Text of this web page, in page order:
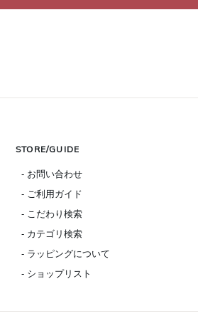
STORE/GUIDE
- お問い合わせ
- ご利用ガイド
- こだわり検索
- カテゴリ検索
- ラッピングについて
- ショップリスト